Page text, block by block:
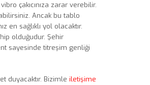
çakıcınıza zarar verebilir.
Ancak bu tablo
en sağlıklı yol olacaktır.
olduğudur. Şehir
sayesinde titreşim genliği
duyacaktır. Bizimle iletişime